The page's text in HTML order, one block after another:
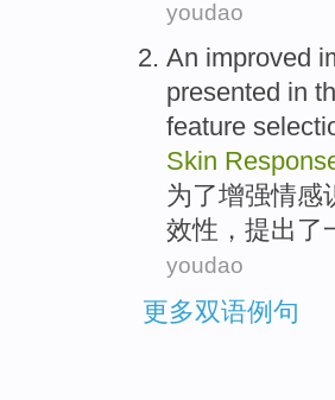
youdao
An improved
presented in
feature
Skin
为了增强情感
效性 ， 提出 了
youdao
更多双语例句